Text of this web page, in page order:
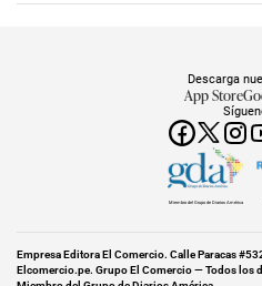
Descarga
App Store
Miembro del Grupo de Diarios América
Empresa Editora El Comercio. Calle Paracas
Elcomercio.pe. Grupo El Comercio — Todos los